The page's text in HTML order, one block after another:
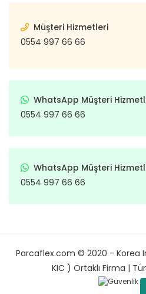
Müşteri Hizmetleri
0554 997 66 66
WhatsApp Müşteri
0554 997 66 66
WhatsApp Müşteri
0554 997 66 66
Parcaflex.com © 2020 - Korea
KIC ) Ortaklı Firma |